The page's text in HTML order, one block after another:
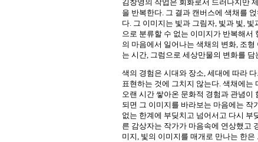
김창영의 작업은 회화로서 드러나지만
을 반복한다. 그 결과 캔버스에 색채를
다. 그 이미지는 빛과 그림자, 빛과 빛,
으로 분류할 수 없는 이미지가 반복해서
의 마음에서 일어나는 색채의 변화, 조
는 시간, 그럼으로 세상만물의 변화를
색의 경험은 시대와 장소, 세대에 따라
표현하는 것에 그치지 않는다. 색채에는
오랜 시간 쌓아온 문화적 경험과 관념이
되면 그 이미지를 바라보는 마음에는 작
없는 한계에 부딪치고 넘어서고 다시
른 감상자는 작가가 마음속에 연상했고
미지, 빛의 이미지를 매개로 만나는 한